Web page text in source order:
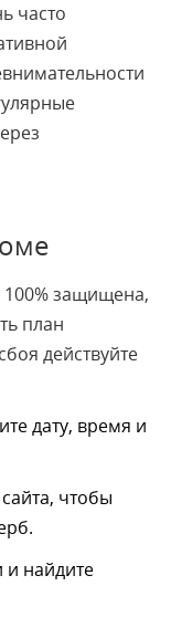
часто
защищена,
план
действуйте
дату, время и
чтобы
и найдите